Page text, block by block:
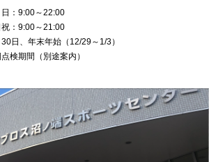
：9:00～22:00
：9:00～21:00
日、年末年始（12/29～1/3）
検期間（別途案内）